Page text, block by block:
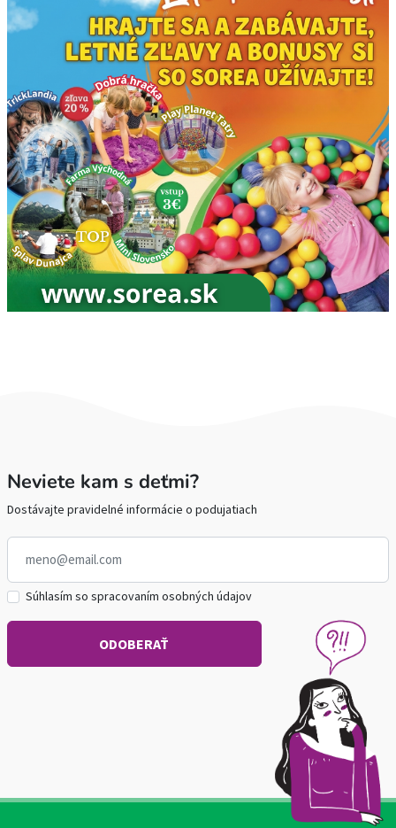
Neviete kam s deťmi?
Dostávajte pravidelné informácie o podujatiach
Súhlasím so spracovaním osobných údajov